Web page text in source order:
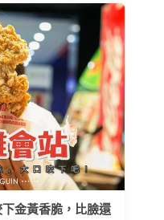
金黃香脆，比臉還